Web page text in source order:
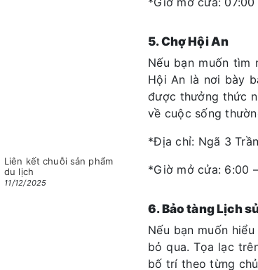
Liên kết chuỗi sản phẩm
du lịch
11/12/2025
5. Chợ Hội An
Nếu bạn muốn tìm
Hội An là nơi bày
được thưởng thức
về cuộc sống
*Địa chỉ: Ngã 3
*Giờ mở cửa: 6:00
6. Bảo tàng Lịch
Nếu bạn muốn
bỏ qua. Tọa lạc
bố trí theo từng